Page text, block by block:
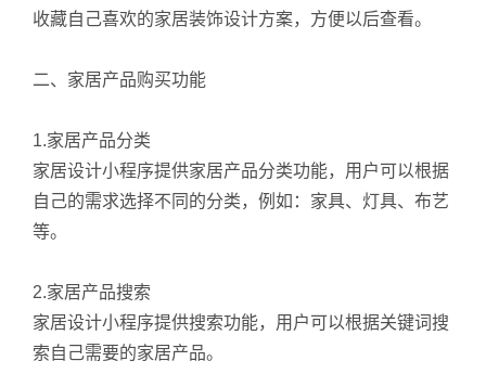
收藏自己喜欢的家居装饰设计方案，方便以后查看。
二、家居产品购买功能
1.家居产品分类
家居设计小程序提供家居产品分类功能，用户可以根据
自己的需求选择不同的分类，例如：家具、灯具、布艺
等。
2.家居产品搜索
家居设计小程序提供搜索功能，用户可以根据关键词搜
索自己需要的家居产品。